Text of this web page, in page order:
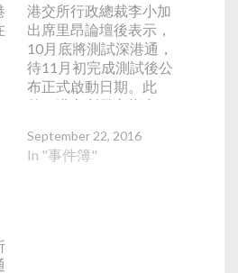
港交所行政總裁李小加
出席里昂論壇後表示，
10月底將測試深港通，
待11月初完成測試後公
布正式啟動日期。此
外，港交所發文指出，
月中下旬準備就緒，港
交所將推出「備戰深港
September 22, 2016
In "事件簿"